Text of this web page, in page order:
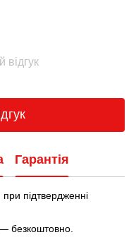
відгук
Гарантія
підтвердженні
безкоштовно.